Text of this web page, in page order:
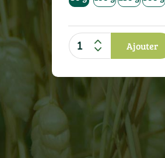
Ajouter